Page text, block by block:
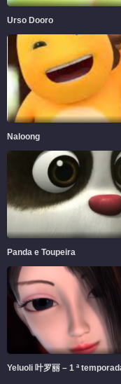
Urso Dooro
Naloong
Panda e Toupeira